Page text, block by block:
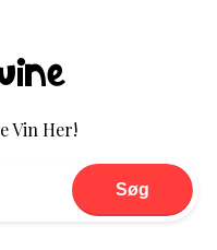
Vin Her!
Søg